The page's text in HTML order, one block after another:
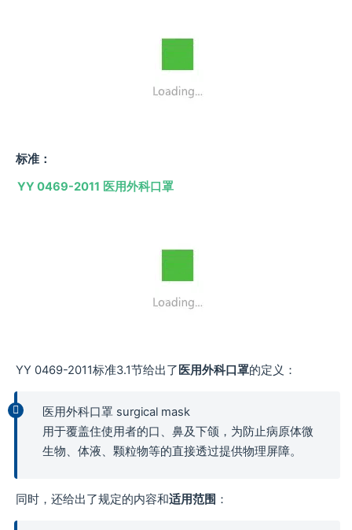
标准：
YY 0469-2011 医用外科口罩
YY 0469-2011标准3.1节给出了 医用外科口罩的定义：
医用外科口罩 surgical mask
用于覆盖住使用者的口、鼻及下颌，为防止病原体微
生物、体液、颗粒物等的直接透过提供物理屏障。
同时，还给出了规定的内容和适用范围 ：